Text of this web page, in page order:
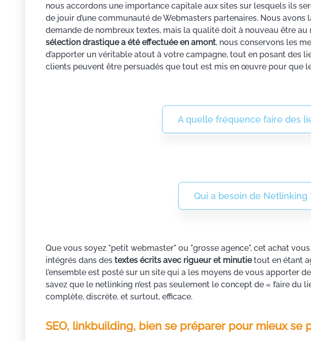
nous accordons une importance capitale aux sites sur lesquels ils
de jouir d’une communauté de Webmasters partenaires. Nous
demande de nombreux textes, mais la qualité doit à nouveau être au
sélection drastique a été effectuée en amont, nous conservons les
d’apporter un véritable atout à votre campagne, tout en posant des
clients peuvent être persuadés que tout est mis en œuvre pour que
A quelle fréquence faire des
Qui a besoin de Netlinking
Que vous soyez "petit webmaster" ou "grosse agence", cet achat
intégrés dans des textes écrits avec rigueur et minutietout en étant
l’ensemble est posté sur un site qui a les moyens de vous apporter
savez que le netlinking n’est pas seulement le concept de « faire du
complète, discrète, et surtout, efficace.
SEO, linkbuilding, bien se préparer pour mieux se